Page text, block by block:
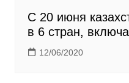
С 20 июня
в 6 стран,
12/06/2020